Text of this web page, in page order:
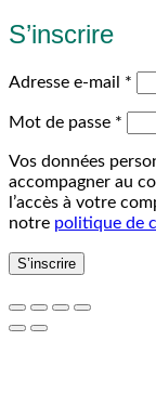
S’inscrire
Adresse e-mail *
Mot de passe *
Vos données
accompagner au
l’accès à votre
notre politique de
S’inscrire